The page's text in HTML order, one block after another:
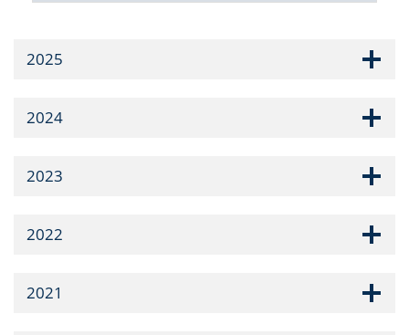
2025
2024
2023
2022
2021